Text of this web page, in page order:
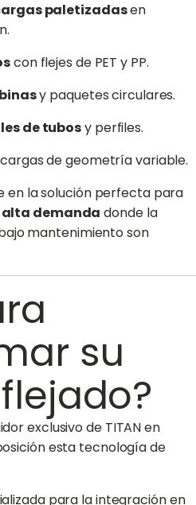
paletizadasen
con flejes de PET y PP.
y paquetes circulares.
de tubosy perfiles.
de geometría variable.
en la solución perfecta para
alta demanda donde la
mantenimiento son
su
exclusivo de TITAN en
esta tecnología de
para la integración en